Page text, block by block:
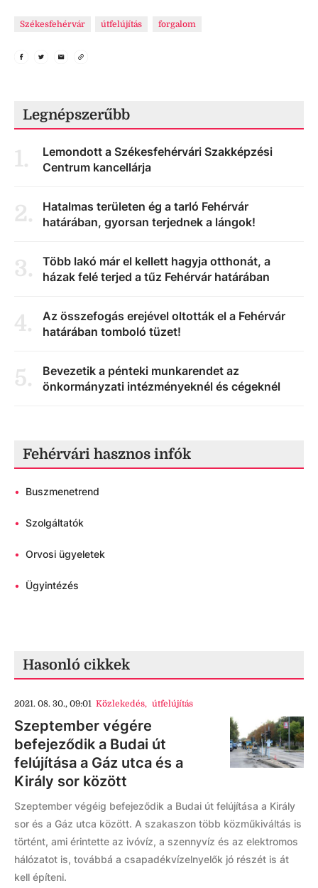
Székesfehérvár útfelújítás forgalom
Legnépszerűbb
1.
Lemondott a Székesfehérvári Szakképzési
Centrum kancellárja
2.
Hatalmas területen ég a tarló Fehérvár
határában, gyorsan terjednek a lángok!
3.
Több lakó már el kellett hagyja otthonát, a
házak felé terjed a tűz Fehérvár határában
4.
Az összefogás erejével oltották el a Fehérvár
határában tomboló tüzet!
5.
Bevezetik a pénteki munkarendet az
önkormányzati intézményeknél és cégeknél
Fehérvári hasznos infók
• Buszmenetrend
• Szolgáltatók
• Orvosi ügyeletek
• Ügyintézés
Hasonló cikkek
2021. 08. 30., 09:01 Közlekedés, útfelújítás
Szeptember végére
befejeződik a Budai út
felújítása a Gáz utca és a
Király sor között
Szeptember végéig befejeződik a Budai út felújítása a Király
sor és a Gáz utca között. A szakaszon több közműkiváltás is
történt, ami érintette az ivóvíz, a szennyvíz és az elektromos
hálózatot is, továbbá a csapadékvízelnyelők jó részét is át
kell építeni.